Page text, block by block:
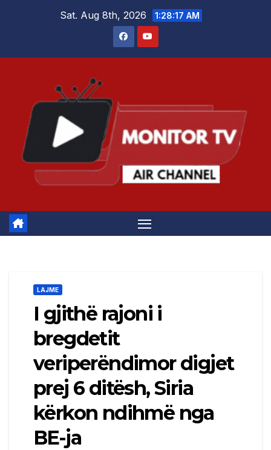
Sat. Aug 8th, 2026 1:28:17 AM
LAJME
I gjithë rajoni i
bregdetit
veriperëndimor digjet
prej 6 ditësh, Siria
kërkon ndihmë nga
BE-ja